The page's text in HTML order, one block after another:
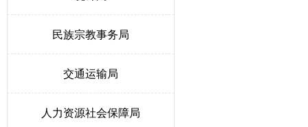
民族宗教事务局
交通运输局
人力资源社会保障局